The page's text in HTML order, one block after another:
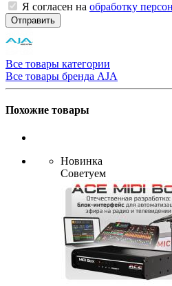
Я согласен на обработку
Отправить
Все товары категории
Все товары бренда AJA
Похожие товары
Новинка
Советуем